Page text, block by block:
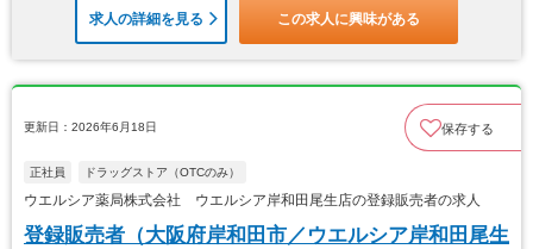
求人の詳細を見る この求人に興味がある
更新日：2026年6月18日 保存する
正社員 ドラッグストア（OTCのみ）
ウエルシア薬局株式会社 ウエルシア岸和田尾生店の登録販売者の求人
登録販売者（大阪府岸和田市／ウエルシア岸和田尾生